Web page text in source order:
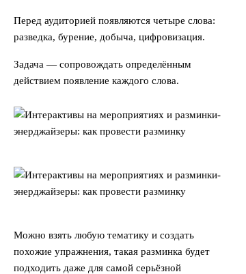
Перед аудиторией появляются четыре слова:
разведка, бурение, добыча, цифровизация.
Задача — сопровождать определённым
действием появление каждого слова.
Можно взять любую тематику и создать
похожие упражнения, такая разминка будет
подходить даже для самой серьёзной